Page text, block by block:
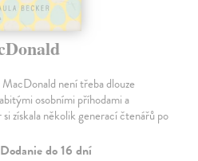
není třeba dlouze
osobními příhodami a
získala několik generací čtenářů po
do 16 dní